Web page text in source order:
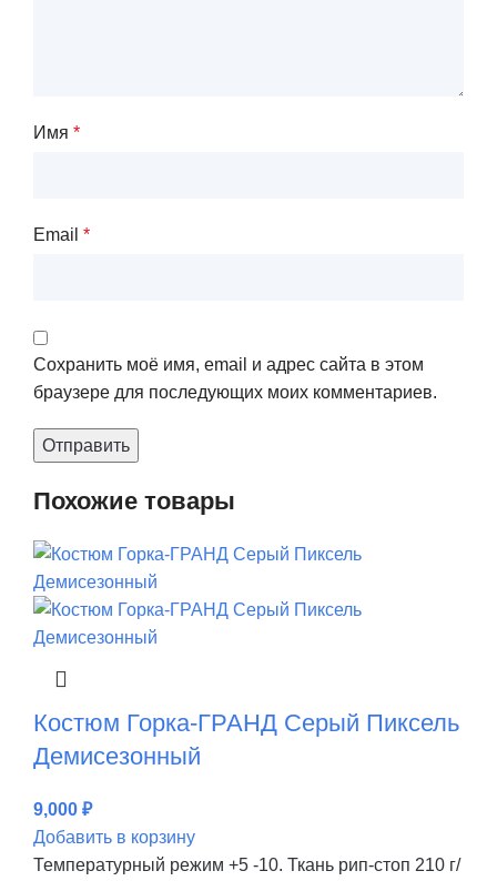
Имя *
Email *
Сохранить моё имя, email и адрес сайта в этом
браузере для последующих моих комментариев.
Похожие товары
Костюм Горка-ГРАНД Серый Пиксель
Демисезонный
9,000 ₽
Добавить в корзину
Температурный режим +5 -10. Ткань рип-стоп 210 г/